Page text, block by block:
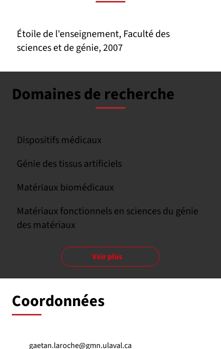
Étoile de l'enseignement, Faculté des
sciences et de génie, 2007
Domaines de recherche
Dispositifs médicaux
Génie des tissus artificiels
Matériaux biomédicaux
Matériaux fonctionnels en sciences du génie
des matériaux
Voir plus
Coordonnées
gaetan.laroche@gmn.ulaval.ca